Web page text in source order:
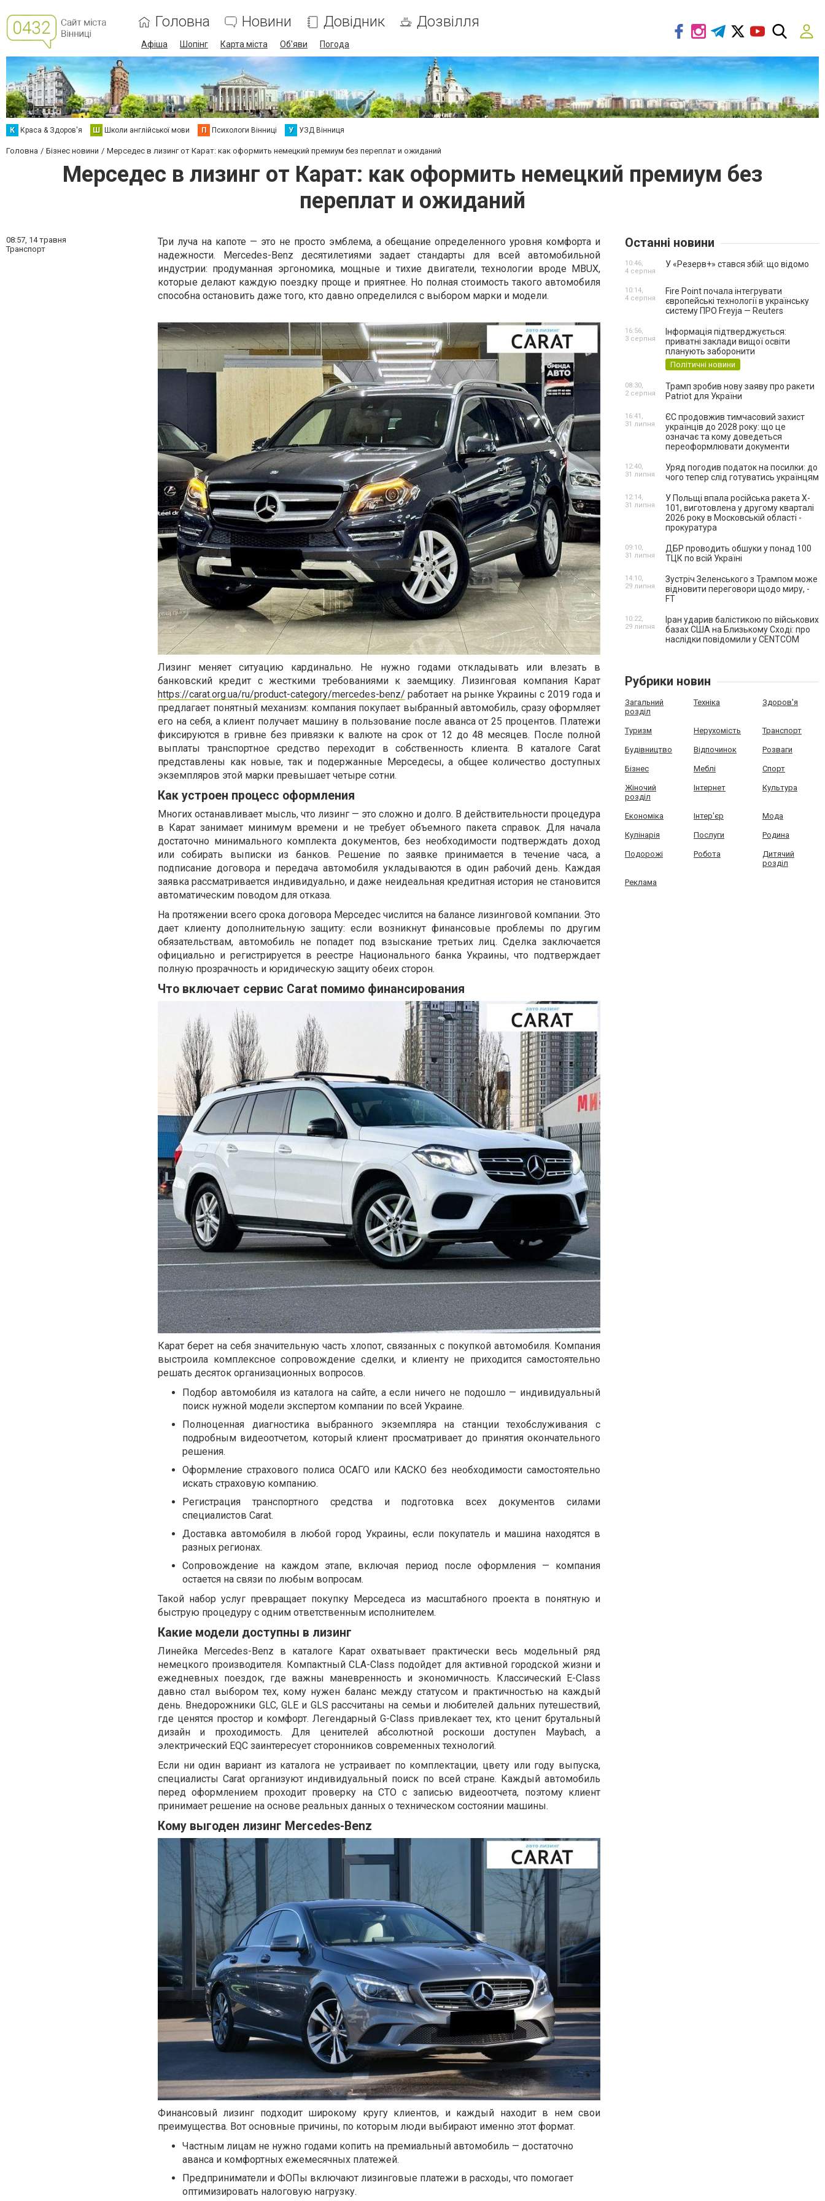
Головна Новини Довідник Дозвілля
Афіша Шопінг Карта міста Об'яви Погода
К Краса & Здоров'я Ш Школи англійської мови П Психологи Вінниці У УЗД Вінниця
Головна Бізнес новини Мерседес в лизинг от Карат: как оформить немецкий премиум без переплат и ожиданий
Мерседес в лизинг от Карат: как оформить немецкий премиум без
переплат и ожиданий
08:57, 14 травня
Транспорт
Три луча на капоте — это не просто эмблема, а обещание определенного уровня комфорта и
надежности. Mercedes-Benz десятилетиями задает стандарты для всей автомобильной
индустрии: продуманная эргономика, мощные и тихие двигатели, технологии вроде MBUX,
которые делают каждую поездку проще и приятнее. Но полная стоимость такого автомобиля
способна остановить даже того, кто давно определился с выбором марки и модели.
Лизинг меняет ситуацию кардинально. Не нужно годами откладывать или влезать в
банковский кредит с жесткими требованиями к заемщику. Лизинговая компания Карат
https://carat.org.ua/ru/product-category/mercedes-benz/ работает на рынке Украины с 2019 года и
предлагает понятный механизм: компания покупает выбранный автомобиль, сразу оформляет
его на себя, а клиент получает машину в пользование после аванса от 25 процентов. Платежи
фиксируются в гривне без привязки к валюте на срок от 12 до 48 месяцев. После полной
выплаты транспортное средство переходит в собственность клиента. В каталоге Carat
представлены как новые, так и подержанные Мерседесы, а общее количество доступных
экземпляров этой марки превышает четыре сотни.
Как устроен процесс оформления
Многих останавливает мысль, что лизинг — это сложно и долго. В действительности процедура
в Карат занимает минимум времени и не требует объемного пакета справок. Для начала
достаточно минимального комплекта документов, без необходимости подтверждать доход
или собирать выписки из банков. Решение по заявке принимается в течение часа, а
подписание договора и передача автомобиля укладываются в один рабочий день. Каждая
заявка рассматривается индивидуально, и даже неидеальная кредитная история не становится
автоматическим поводом для отказа.
На протяжении всего срока договора Мерседес числится на балансе лизинговой компании. Это
дает клиенту дополнительную защиту: если возникнут финансовые проблемы по другим
обязательствам, автомобиль не попадет под взыскание третьих лиц. Сделка заключается
официально и регистрируется в реестре Национального банка Украины, что подтверждает
полную прозрачность и юридическую защиту обеих сторон.
Что включает сервис Carat помимо финансирования
Карат берет на себя значительную часть хлопот, связанных с покупкой автомобиля. Компания
выстроила комплексное сопровождение сделки, и клиенту не приходится самостоятельно
решать десяток организационных вопросов.
Подбор автомобиля из каталога на сайте, а если ничего не подошло — индивидуальный
поиск нужной модели экспертом компании по всей Украине.
Полноценная диагностика выбранного экземпляра на станции техобслуживания с
подробным видеоотчетом, который клиент просматривает до принятия окончательного
решения.
Оформление страхового полиса ОСАГО или КАСКО без необходимости самостоятельно
искать страховую компанию.
Регистрация транспортного средства и подготовка всех документов силами
специалистов Carat.
Доставка автомобиля в любой город Украины, если покупатель и машина находятся в
разных регионах.
Сопровождение на каждом этапе, включая период после оформления — компания
остается на связи по любым вопросам.
Такой набор услуг превращает покупку Мерседеса из масштабного проекта в понятную и
быструю процедуру с одним ответственным исполнителем.
Какие модели доступны в лизинг
Линейка Mercedes-Benz в каталоге Карат охватывает практически весь модельный ряд
немецкого производителя. Компактный CLA-Class подойдет для активной городской жизни и
ежедневных поездок, где важны маневренность и экономичность. Классический E-Class
давно стал выбором тех, кому нужен баланс между статусом и практичностью на каждый
день. Внедорожники GLC, GLE и GLS рассчитаны на семьи и любителей дальних путешествий,
где ценятся простор и комфорт. Легендарный G-Class привлекает тех, кто ценит брутальный
дизайн и проходимость. Для ценителей абсолютной роскоши доступен Maybach, а
электрический EQC заинтересует сторонников современных технологий.
Если ни один вариант из каталога не устраивает по комплектации, цвету или году выпуска,
специалисты Carat организуют индивидуальный поиск по всей стране. Каждый автомобиль
перед оформлением проходит проверку на СТО с записью видеоотчета, поэтому клиент
принимает решение на основе реальных данных о техническом состоянии машины.
Кому выгоден лизинг Mercedes-Benz
Финансовый лизинг подходит широкому кругу клиентов, и каждый находит в нем свои
преимущества. Вот основные причины, по которым люди выбирают именно этот формат.
Частным лицам не нужно годами копить на премиальный автомобиль — достаточно
аванса и комфортных ежемесячных платежей.
Предприниматели и ФОПы включают лизинговые платежи в расходы, что помогает
оптимизировать налоговую нагрузку.
Останні новини
У «Резерв+» стався збій: що відомо
10:46,
4 серпня
Fire Point почала інтегрувати
європейські технології в українську
систему ПРО Freyja — Reuters
10:14,
4 серпня
Інформація підтверджується:
приватні заклади вищої освіти
планують заборонити
Політичні новини
16:56,
3 серпня
Трамп зробив нову заяву про ракети
Patriot для України
08:30,
2 серпня
ЄС продовжив тимчасовий захист
українців до 2028 року: що це
означає та кому доведеться
переоформлювати документи
16:41,
31 липня
Уряд погодив податок на посилки: до
чого тепер слід готуватись українцям
12:40,
31 липня
У Польщі впала російська ракета X-
101, виготовлена у другому кварталі
2026 року в Московській області -
прокуратура
12:14,
31 липня
ДБР проводить обшуки у понад 100
ТЦК по всій Україні
09:10,
31 липня
Зустріч Зеленського з Трампом може
відновити переговори щодо миру, -
FT
14:10,
29 липня
Іран ударив балістикою по військових
базах США на Близькому Сході: про
наслідки повідомили у CENTCOM
10:22,
29 липня
Рубрики новин
Загальний
розділ
Техніка Здоров'я
Туризм Нерухомість Транспорт
Будівництво Відпочинок Розваги
Бізнес Меблі Спорт
Жіночий
розділ
Інтернет Культура
Економіка Інтер'єр Мода
Кулінарія Послуги Родина
Подорожі Робота
Дитячий
розділ
Реклама